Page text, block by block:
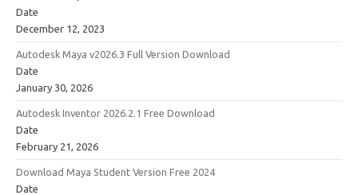
Date
December 12, 2023
Autodesk Maya v2026.3 Full Version Download
Date
January 30, 2026
Autodesk Inventor 2026.2.1 Free Download
Date
February 21, 2026
Download Maya Student Version Free 2024
Date